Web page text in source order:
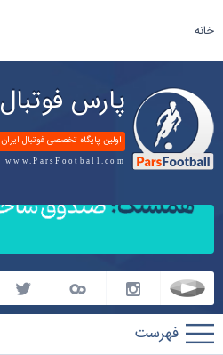
خانه
پارس فوتبال
اولین پایگاه تخصصی فوتبال ایران
www.ParsFootball.com
پارس
فوتبال